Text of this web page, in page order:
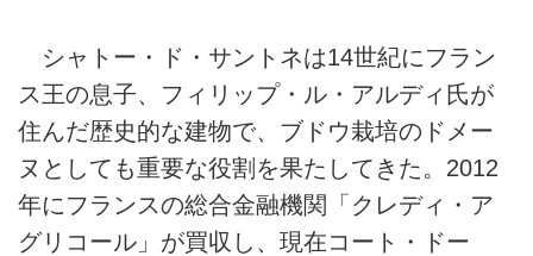
シャトー・ド・サントネは14世紀にフラン
ス王の息子、フィリップ・ル・アルディ氏が
住んだ歴史的な建物で、ブドウ栽培のドメー
ヌとしても重要な役割を果たしてきた。2012
年にフランスの総合金融機関「クレディ・ア
グリコール」が買収し、現在コート・ドー